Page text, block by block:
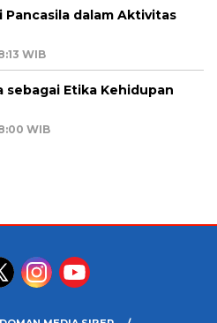
Pancasila dalam Aktivitas
WIB
sebagai Etika Kehidupan
WIB